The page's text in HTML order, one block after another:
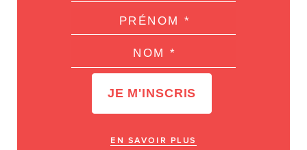
EN SAVOIR PLUS